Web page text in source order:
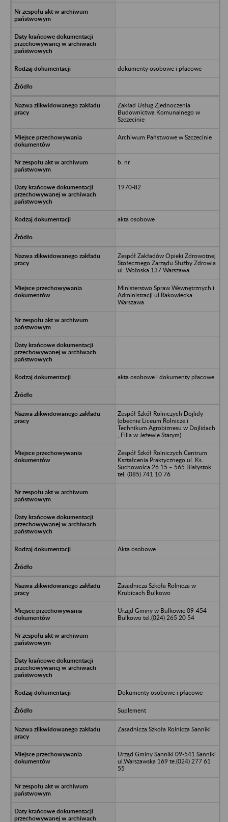
dokumenty osobowe i płacowe
Zakład Usług Zjednoczenia
Budownictwa Komunalnego w
Szczecinie
Archiwum Państwowe w Szczecinie
b. nr
1970-82
akta osobowe
Zespół Zakładów Opieki Zdrowotnej
Stołecznego Zarządu Służby Zdrowia
ul. Wołoska 137 Warszawa
Ministerstwo Spraw Wewnętrznych i
Administracji ul.Rakowiecka
Warszawa
akta osobowe i dokumenty płacowe
Zespół Szkół Rolniczych Dojlidy
(obecnie Liceum Rolnicze i
Technikum Agrobiznesu w Dojlidach
, Filia w Jeżewie Starym)
Zespół Szkół Rolniczych Centrum
Kształcenia Praktycznego ul. Ks.
Suchowolca 26 15 – 565 Białystok
tel. (085) 741 10 76
Akta osobowe
Zasadnicza Szkoła Rolnicza w
Krubicach Bulkowo
Urząd Gminy w Bulkowie 09-454
Bulkowo tel.(024) 265 20 54
Dokumenty osobowe i płacowe
Suplement
Zasadnicza Szkoła Rolnicza Sanniki
Urząd Gminy Sanniki 09-541 Sanniki
ul.Warszawska 169 te.(024) 277 61
55